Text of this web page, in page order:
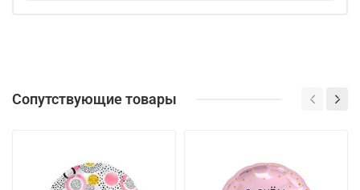
Сопутствующие товары